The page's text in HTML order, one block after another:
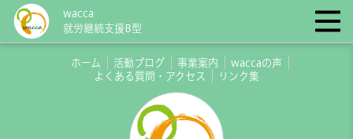
wacca
就労継続支援B型
ホーム 活動ブログ 事業案内
waccaの声
よくある質問・アクセス
リンク集